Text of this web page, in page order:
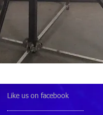
Like us on facebook